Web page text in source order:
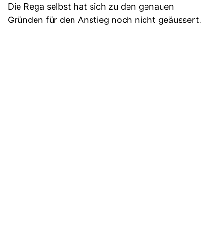
Die Rega selbst hat sich zu den genauen
Gründen für den Anstieg noch nicht geäussert.